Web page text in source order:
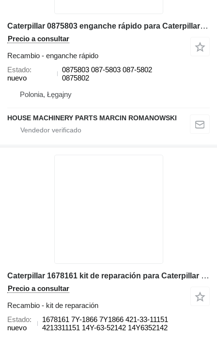
Caterpillar 0875803 enganche rápido para Caterpillar 416C, 416D, 420D, 424D retroexcavadora
Precio a consultar
Recambio - enganche rápido
Estado
nuevo
0875803 087-5803 087-5802
0875802
Polonia, Łęgajny
HOUSE MACHINERY PARTS MARCIN ROMANOWSKI
Caterpillar 1678161 kit de reparación para Caterpillar 416D, 420D, 424D, 428D, 430D, 432D, 438D, 442D retroexcavadora
Precio a consultar
Recambio - kit de reparación
Estado
nuevo
1678161 7Y-1866 7Y1866 421-33-11151
4213311151 14Y-63-52142 14Y6352142